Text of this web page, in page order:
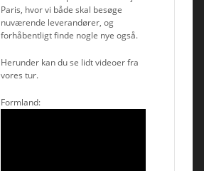
Paris, hvor vi både skal besøge
nuværende leverandører, og
forhåbentligt finde nogle nye også.
Herunder kan du se lidt videoer fra
vores tur.
Formland: